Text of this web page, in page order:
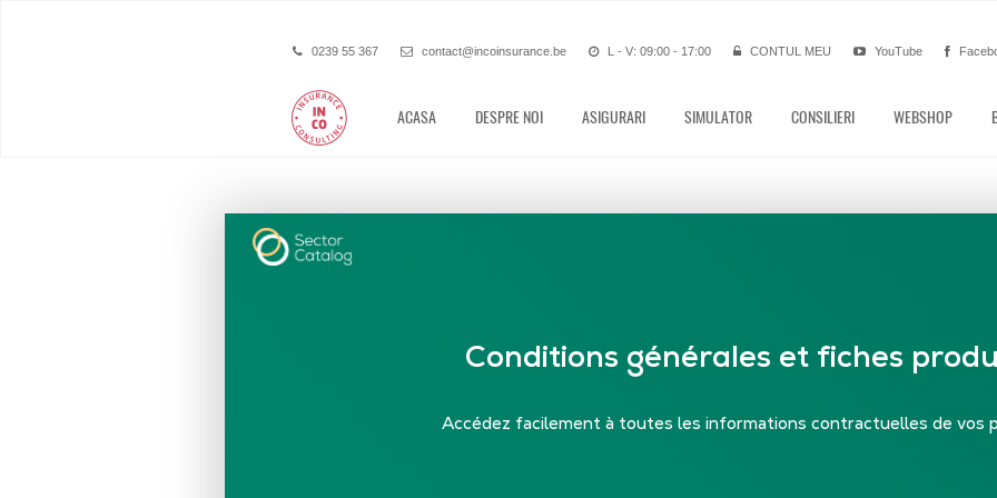
0239 55 367 contact@incoinsurance.be L - V: 09:00 - 17:00 CONTUL MEU YouTube
ACASA DESPRE NOI ASIGURARI SIMULATOR CONSILIERI WEBSHOP